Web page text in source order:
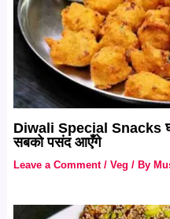
Diwali Special Snacks
सबको पसंद आएँगे
Leave a Comment /Veg / By